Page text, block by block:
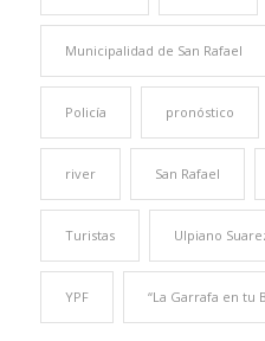
Municipalidad de San Rafael
Policía pronóstico
river San Rafael
Turistas Ulpiano
YPF “La Garrafa en tu